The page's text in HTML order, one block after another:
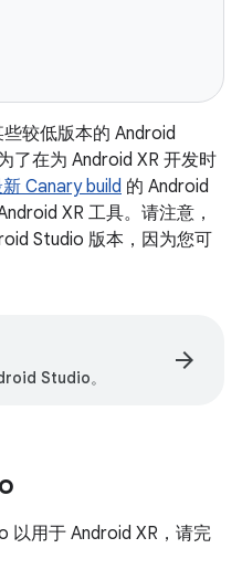
较低版本的 Android
了在为 Android XR 开发时
Canary build 的 Android
XR 工具。请注意，
Studio 版本，因为您可
Studio。
arrow_forward
以用于 Android XR，请完